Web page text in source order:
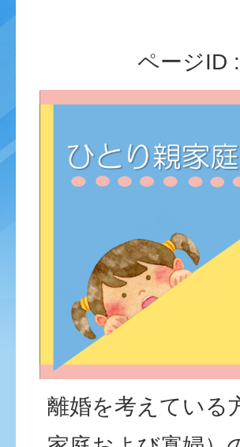
ページID :
離婚を考えている